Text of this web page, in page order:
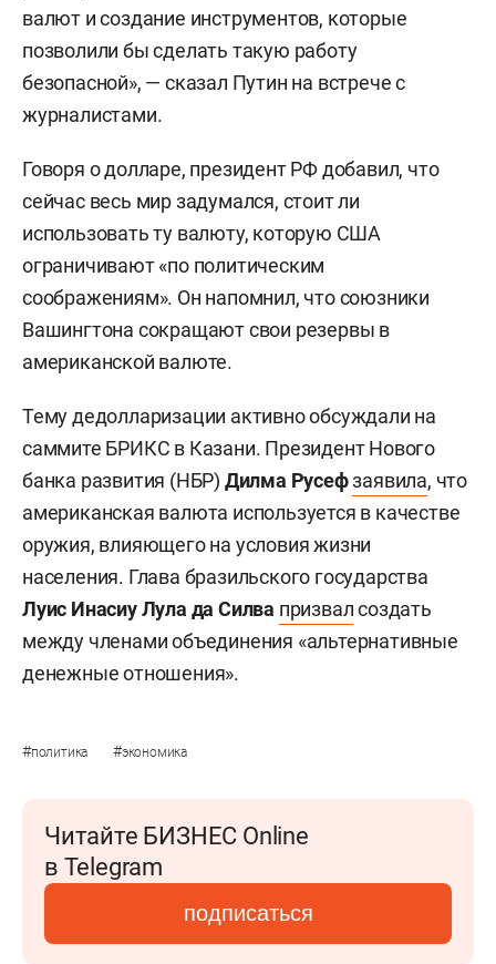
валют и создание инструментов, которые
позволили бы сделать такую работу
безопасной», — сказал Путин на встрече с
журналистами.
Говоря о долларе, президент РФ добавил, что
сейчас весь мир задумался, стоит ли
использовать ту валюту, которую США
ограничивают «по политическим
соображениям». Он напомнил, что союзники
Вашингтона сокращают свои резервы в
американской валюте.
Тему дедолларизации активно обсуждали на
саммите БРИКС в Казани. Президент Нового
банка развития (НБР) Дилма Русефзаявила, что
американская валюта используется в качестве
оружия, влияющего на условия жизни
населения. Глава бразильского государства
Луис Инасиу Лула да Силва призвалсоздать
между членами объединения «альтернативные
денежные отношения».
#политика #экономика
Читайте БИЗНЕС Online
в Telegram
подписаться